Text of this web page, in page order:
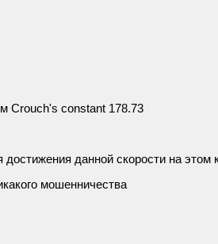
Crouch's constant 178.73
достижения данной скорости на этом
мошенничества